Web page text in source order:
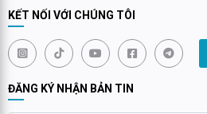
KẾT NỐI VỚI CHÚNG TÔI
ĐĂNG KÝ NHẬN BẢN TIN